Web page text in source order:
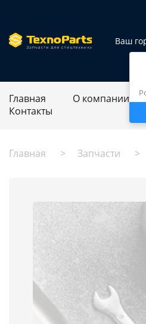
Ваш
Главная О компании
Контакты
Главная Запчасти